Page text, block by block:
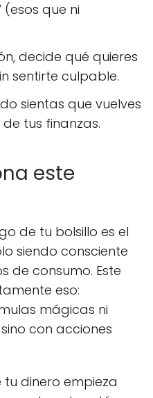
que ni
decide qué quieres
sentirte culpable.
sientas que vuelves
tus finanzas.
este
de tu bolsillo es el
siendo consciente
de consumo. Este
eso:
mágicas ni
con acciones
dinero empieza